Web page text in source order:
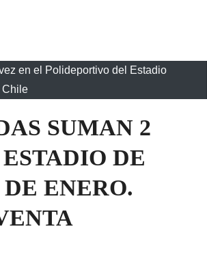
en el Polideportivo del Estadio
Chile
SUMAN 2
DE
ENERO.